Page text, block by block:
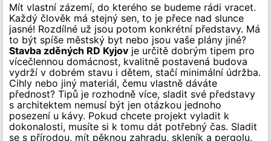
Mít vlastní zázemí, do kterého se budeme rádi vracet.
Každý člověk má stejný sen, to je přece nad slunce
jasné! Rozdílné už jsou potom konkrétní představy. Má
to být spíše městský byt nebo jsou vaše plány jiné?
Stavba zděných RD Kyjov je určitě dobrým tipem pro
vícečlennou domácnost, kvalitně postavená budova
vydrží v dobrém stavu i dětem, stačí minimální údržba.
Cihly nebo jiný materiál, čemu vlastně dáváte
přednost? Tipů je rozhodně více, sladit své představy
s architektem nemusí být jen otázkou jednoho
posezení u kávy. Pokud chcete projekt vyladit k
dokonalosti, musíte si k tomu dát potřebný čas. Sladit
se s přírodou, mít pěknou zahradu, skleník a pergolu,